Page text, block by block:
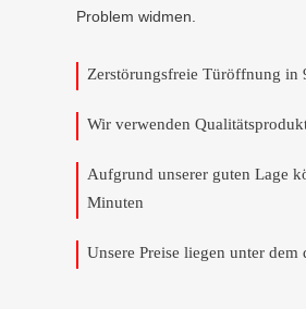
Problem widmen.
Zerstörungsfreie Türöffnung in
Wir verwenden
Aufgrund unserer guten Lage
Minuten
Unsere Preise liegen unter dem